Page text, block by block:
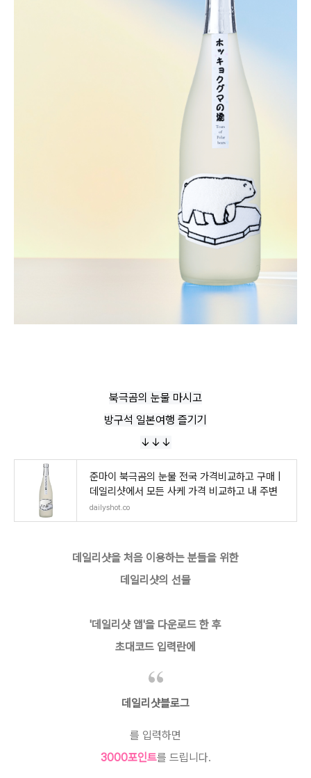
북극곰의 눈물 마시고
방구석 일본여행 즐기기
↓↓↓
준마이 북극곰의 눈물 전국 가격비교하고 구매 |
데일리샷에서 모든 사케 가격 비교하고 내 주변
dailyshot.co
데일리샷을 처음 이용하는 분들을 위한
데일리샷의 선물
'데일리샷 앱'을 다운로드 한 후
초대코드 입력란에
데일리샷블로그
를 입력하면
3000포인트를 드립니다.